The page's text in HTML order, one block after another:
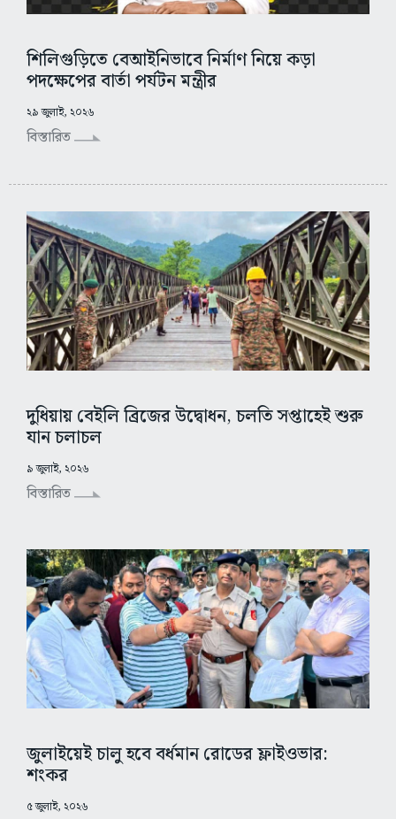
শিলিগুড়িতে বেআইনিভাবে নির্মাণ নিয়ে কড়া
পদক্ষেপের বার্তা পর্যটন মন্ত্রীর
২৯ জুলাই, ২০২৬
বিস্তারিত
দুধিয়ায় বেইলি ব্রিজের উদ্বোধন, চলতি সপ্তাহেই শুরু
যান চলাচল
৯ জুলাই, ২০২৬
বিস্তারিত
জুলাইয়েই চালু হবে বর্ধমান রোডের ফ্লাইওভার:
শংকর
৫ জুলাই, ২০২৬